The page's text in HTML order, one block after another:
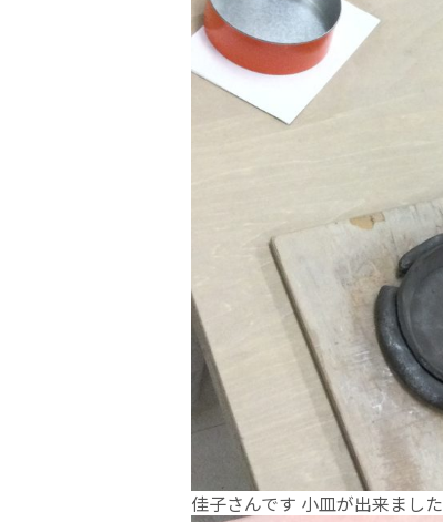
佳子さんです 小皿が出来ました